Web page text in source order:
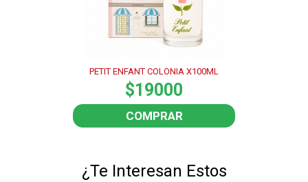
PETIT ENFANT COLONIA X100ML
$19000
COMPRAR
¿Te Interesan Estos